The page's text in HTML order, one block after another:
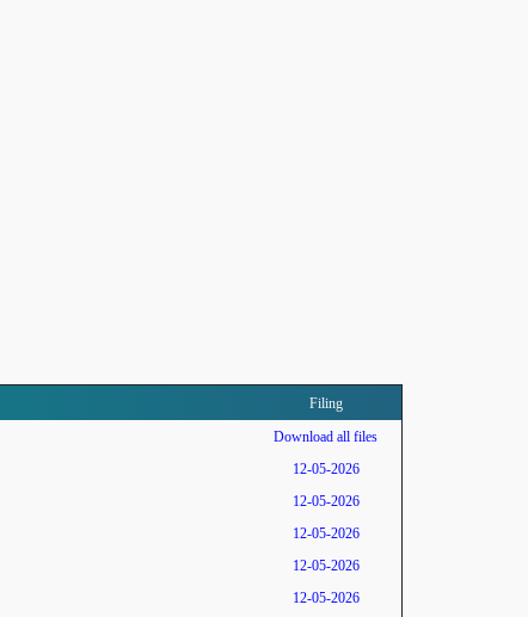
Filing
Download all files
12-05-2026
12-05-2026
12-05-2026
12-05-2026
12-05-2026